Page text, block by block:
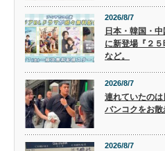
2026/8/7
日本・韓国・
に新登場『２
など。
2026/8/7
連れていたの
バンコクをお散
2026/8/7